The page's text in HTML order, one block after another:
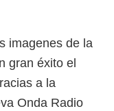
imagenes de la
gran éxito el
a la
Onda Radio